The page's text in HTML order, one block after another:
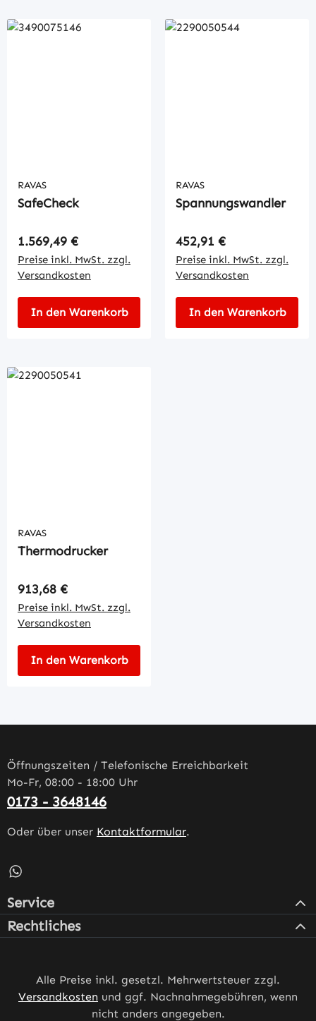
RAVAS
SafeCheck
Regulärer Preis:
1.569,49 €
Preise inkl. MwSt. zzgl.
Versandkosten
In den Warenkorb
RAVAS
Spannungswandler
Regulärer Preis:
452,91 €
Preise inkl. MwSt. zzgl.
Versandkosten
In den Warenkorb
RAVAS
Thermodrucker
Regulärer Preis:
913,68 €
Preise inkl. MwSt. zzgl.
Versandkosten
In den Warenkorb
Öffnungszeiten / Telefonische Erreichbarkeit
Mo-Fr, 08:00 - 18:00 Uhr
0173 - 3648146
Oder über unser Kontaktformular.
Schreib uns auf WhatsApp – öffnet in neuem Tab
Service
Rechtliches
Alle Preise inkl. gesetzl. Mehrwertsteuer zzgl.
Versandkosten und ggf. Nachnahmegebühren, wenn
nicht anders angegeben.